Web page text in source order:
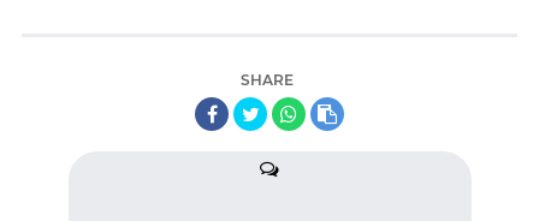
SHARE